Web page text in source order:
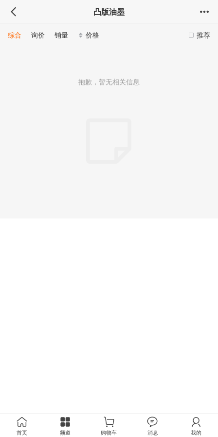
凸版油墨
推荐
综合 询价 销量 价格
抱歉，暂无相关信息
首页 频道 购物车 消息 我的